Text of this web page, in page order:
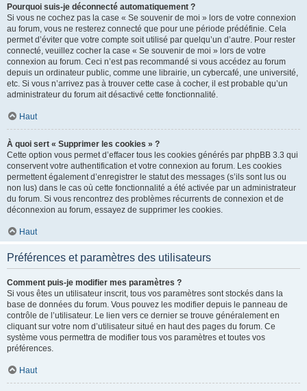
Pourquoi suis-je déconnecté automatiquement ?
Si vous ne cochez pas la case « Se souvenir de moi » lors de votre connexion
au forum, vous ne resterez connecté que pour une période prédéfinie. Cela
permet d’éviter que votre compte soit utilisé par quelqu’un d’autre. Pour rester
connecté, veuillez cocher la case « Se souvenir de moi » lors de votre
connexion au forum. Ceci n’est pas recommandé si vous accédez au forum
depuis un ordinateur public, comme une librairie, un cybercafé, une université,
etc. Si vous n’arrivez pas à trouver cette case à cocher, il est probable qu’un
administrateur du forum ait désactivé cette fonctionnalité.
Haut
À quoi sert « Supprimer les cookies » ?
Cette option vous permet d’effacer tous les cookies générés par phpBB 3.3 qui
conservent votre authentification et votre connexion au forum. Les cookies
permettent également d’enregistrer le statut des messages (s’ils sont lus ou
non lus) dans le cas où cette fonctionnalité a été activée par un administrateur
du forum. Si vous rencontrez des problèmes récurrents de connexion et de
déconnexion au forum, essayez de supprimer les cookies.
Haut
Préférences et paramètres des utilisateurs
Comment puis-je modifier mes paramètres ?
Si vous êtes un utilisateur inscrit, tous vos paramètres sont stockés dans la
base de données du forum. Vous pouvez les modifier depuis le panneau de
contrôle de l’utilisateur. Le lien vers ce dernier se trouve généralement en
cliquant sur votre nom d’utilisateur situé en haut des pages du forum. Ce
système vous permettra de modifier tous vos paramètres et toutes vos
préférences.
Haut